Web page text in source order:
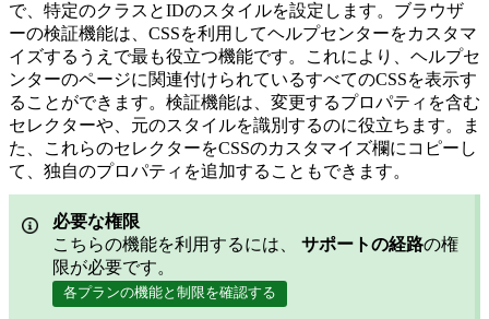
で、特定のクラスとIDのスタイルを設定します。ブラウザ
ーの検証機能は、CSSを利用してヘルプセンターをカスタマ
イズするうえで最も役立つ機能です。これにより、ヘルプセ
ンターのページに関連付けられているすべてのCSSを表示す
ることができます。検証機能は、変更するプロパティを含む
セレクターや、元のスタイルを識別するのに役立ちます。ま
た、これらのセレクターをCSSのカスタマイズ欄にコピーし
て、独自のプロパティを追加することもできます。
必要な権限
こちらの機能を利用するには、 サポートの経路の権
限が必要です。
各プランの機能と制限を確認する